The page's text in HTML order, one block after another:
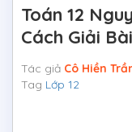
Toán 12
Cách Giải
Tác giả Cô Hiền
Tag Lớp 12